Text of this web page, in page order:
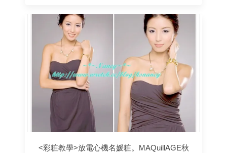
<彩粧教學>放電心機名媛粧。MAQuillAGE秋